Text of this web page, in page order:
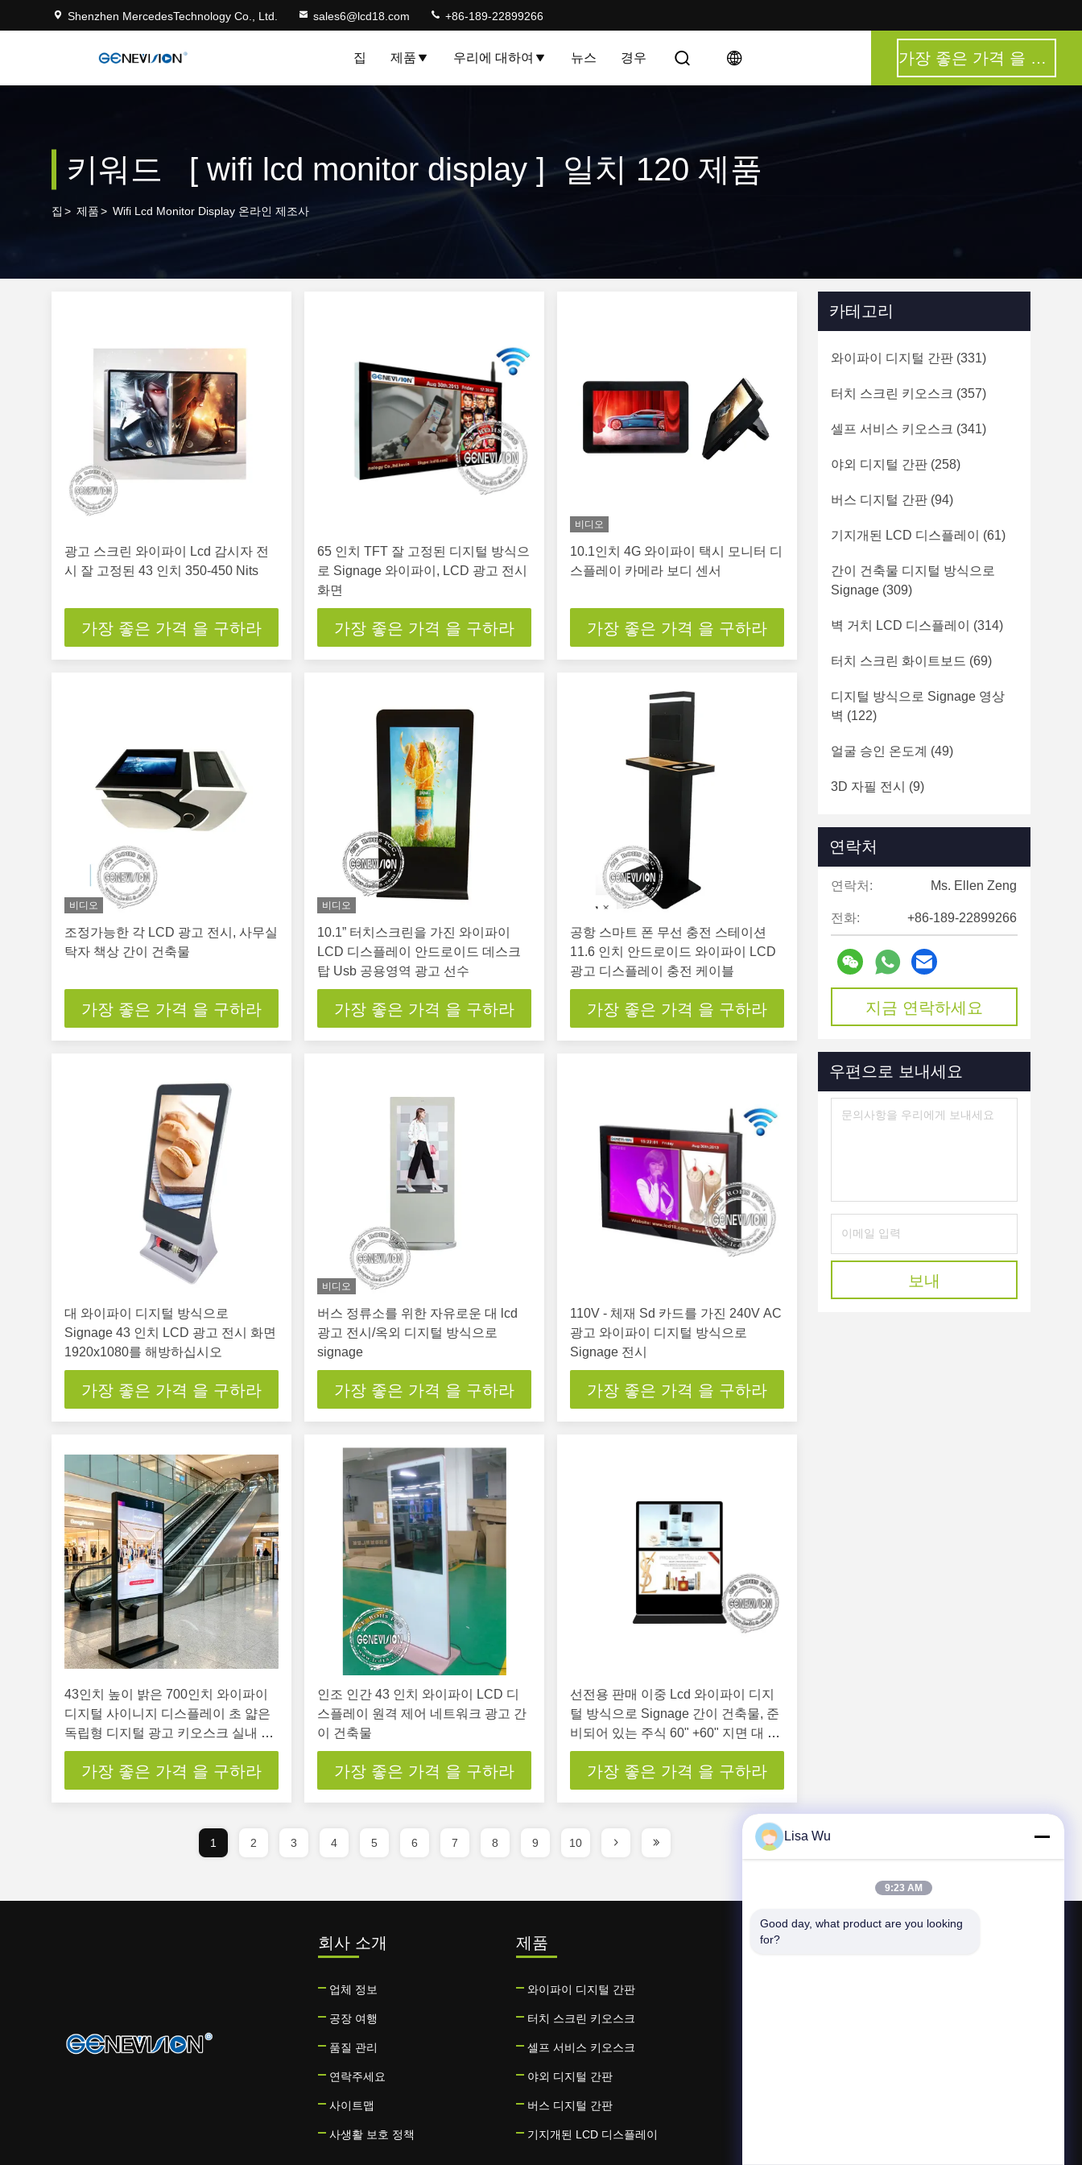
Shenzhen MercedesTechnology Co., Ltd. sales6@lcd18.com +86-189-22899266
집 제품 우리에 대하여 뉴스 경우 가장 좋은 가격 을 구하라
키워드 [ wifi lcd monitor display ] 일치 120 제품
집 > 제품> Wifi Lcd Monitor Display 온라인 제조사
광고 스크린 와이파이 Lcd 감시자 전
시 잘 고정된 43 인치 350-450 Nits
가장 좋은 가격 을 구하라
65 인치 TFT 잘 고정된 디지털 방식으
로 Signage 와이파이, LCD 광고 전시
화면
가장 좋은 가격 을 구하라
비디오
10.1인치 4G 와이파이 택시 모니터 디
스플레이 카메라 보디 센서
가장 좋은 가격 을 구하라
비디오
조정가능한 각 LCD 광고 전시, 사무실
탁자 책상 간이 건축물
가장 좋은 가격 을 구하라
비디오
10.1” 터치스크린을 가진 와이파이
LCD 디스플레이 안드로이드 데스크
탑 Usb 공용영역 광고 선수
가장 좋은 가격 을 구하라
공항 스마트 폰 무선 충전 스테이션
11.6 인치 안드로이드 와이파이 LCD
광고 디스플레이 충전 케이블
가장 좋은 가격 을 구하라
대 와이파이 디지털 방식으로
Signage 43 인치 LCD 광고 전시 화면
1920x1080를 해방하십시오
가장 좋은 가격 을 구하라
비디오
버스 정류소를 위한 자유로운 대 lcd
광고 전시/옥외 디지털 방식으로
signage
가장 좋은 가격 을 구하라
110V - 체재 Sd 카드를 가진 240V AC
광고 와이파이 디지털 방식으로
Signage 전시
가장 좋은 가격 을 구하라
43인치 높이 밝은 700인치 와이파이
디지털 사이니지 디스플레이 초 얇은
독립형 디지털 광고 키오스크 실내 상
업용 디지털 사이니지 스크린 쇼핑몰
광고가장 좋은 가격 을 구하라
인조 인간 43 인치 와이파이 LCD 디
스플레이 원격 제어 네트워크 광고 간
이 건축물
가장 좋은 가격 을 구하라
선전용 판매 이중 Lcd 와이파이 디지
털 방식으로 Signage 간이 건축물, 준
비되어 있는 주식 60" +60" 지면 대 정
보 역
가장 좋은 가격 을 구하라
카테고리
와이파이 디지털 간판 (331)
터치 스크린 키오스크 (357)
셀프 서비스 키오스크 (341)
야외 디지털 간판 (258)
버스 디지털 간판 (94)
기지개된 LCD 디스플레이 (61)
간이 건축물 디지털 방식으로
Signage (309)
벽 거치 LCD 디스플레이 (314)
터치 스크린 화이트보드 (69)
디지털 방식으로 Signage 영상
벽 (122)
얼굴 승인 온도계 (49)
3D 자필 전시 (9)
오픈 프레임 LCD 디스플레이
HD 미디어 플레이어 상자(42)
터치스크린 구조(15)
디지털 신호 디스플레이 (31)
연락처
연락처: Ms. Ellen Zeng
전화: +86-189-22899266
지금 연락하세요
우편으로 보내세요
보내
1 2 3 4 5 6 7 8 9 10
회사 소개
업체 정보
공장 여행
품질 관리
연락주세요
사이트맵
사생활 보호 정책
제품
와이파이 디지털 간판
터치 스크린 키오스크
셀프 서비스 키오스크
야외 디지털 간판
버스 디지털 간판
기지개된 LCD 디스플레이
연락주세요
Lisa Wu
9:23 AM
Good day, what product are you looking
for?